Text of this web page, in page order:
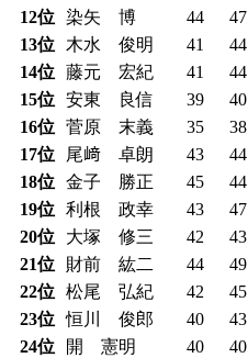
12位
染矢 博 44 47
13位
木水 俊明 41 44
14位
藤元 宏紀 41 44
15位
安東 良信 39 40
16位
菅原 末義 35 38
17位
尾﨑 卓朗 43 44
18位
金子 勝正 45 44
19位
利根 政幸 43 47
20位
大塚 修三 42 43
21位
財前 紘二 44 49
22位
松尾 弘紀 42 45
23位
恒川 俊郎 40 43
24位
開 憲明 40 40